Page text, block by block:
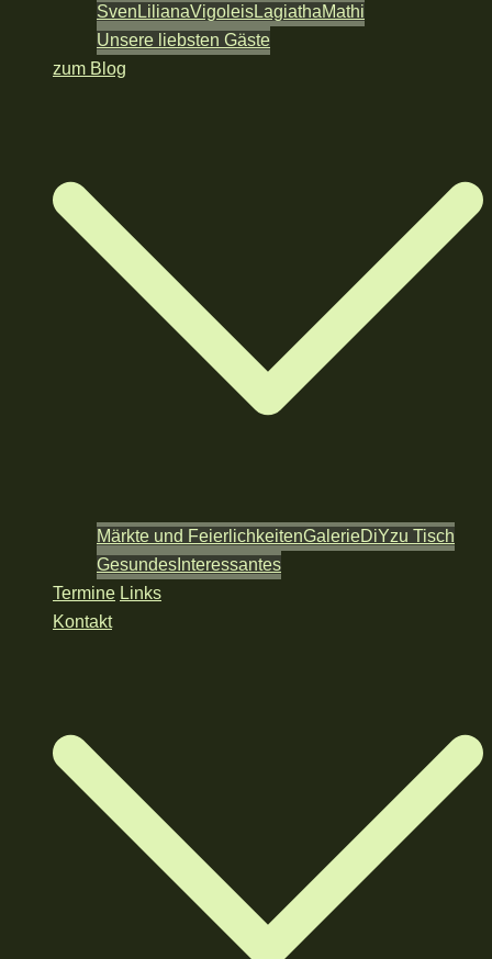
Sven LilianaVigoleisLagiathaMathi
Unsere liebsten Gäste
zum Blog
Märkte und FeierlichkeitenGalerieDiYzu Tisch
Gesundes Interessantes
Termine Links
Kontakt